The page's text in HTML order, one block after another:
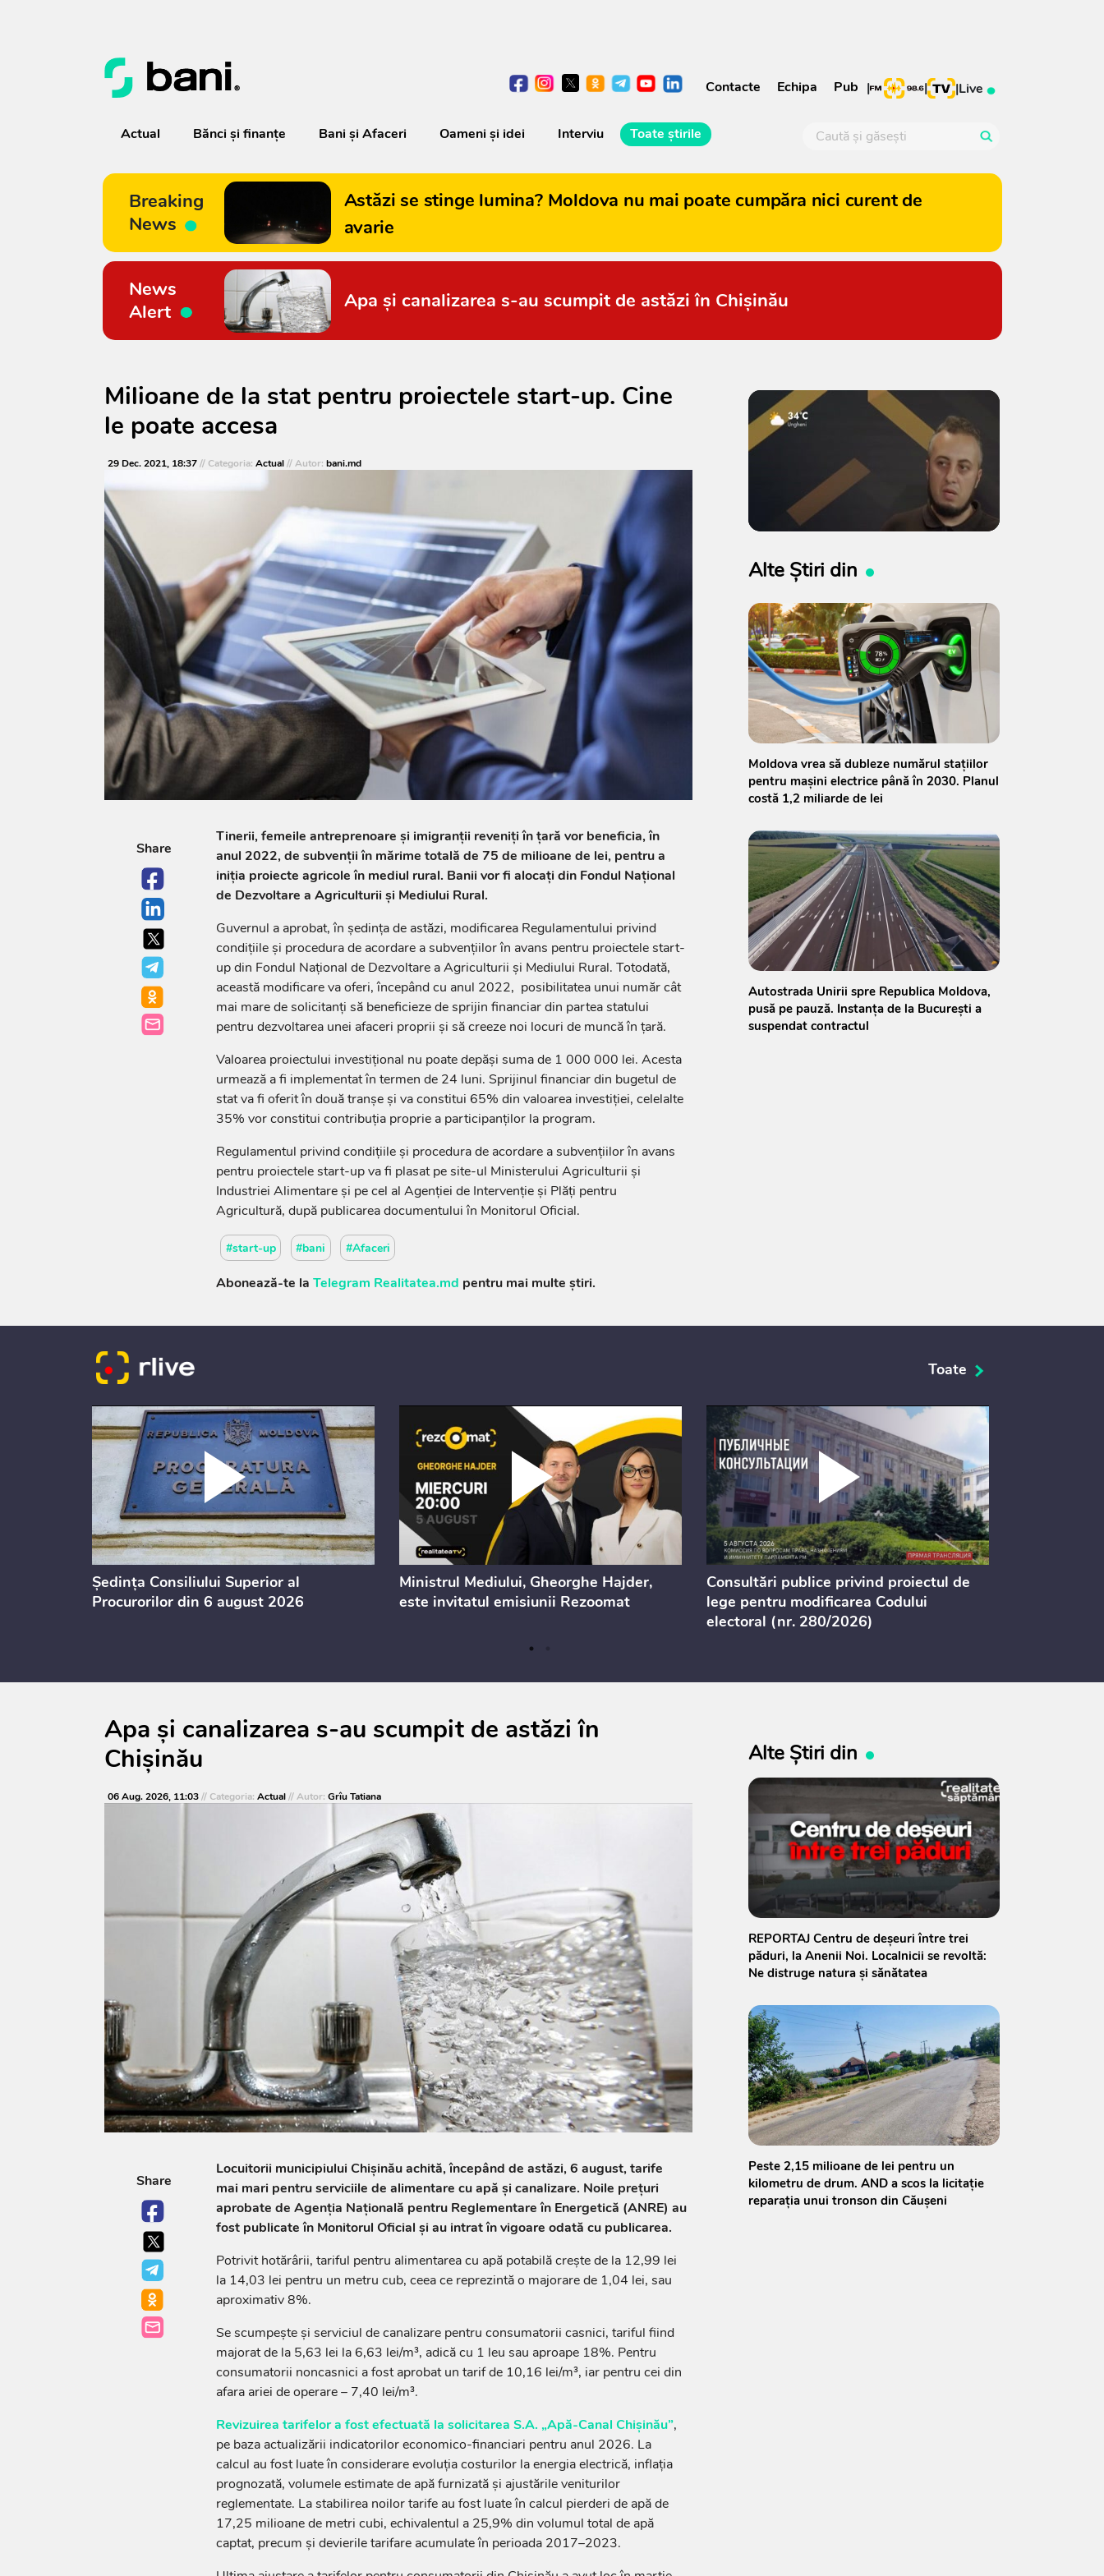
Contacte Echipa Pub | | |Live
Actual Bănci şi finanţe Bani și Afaceri Oameni şi idei Interviu Toate știrile
Breaking
News
Astăzi se stinge lumina? Moldova nu mai poate cumpăra nici curent de
avarie
News
Alert
Apa și canalizarea s-au scumpit de astăzi în Chișinău
Milioane de la stat pentru proiectele start-up. Cine
le poate accesa
29 Dec. 2021, 18:37// Categoria: Actual// Autor: bani.md
Share
Tinerii, femeile antreprenoare și imigranții reveniți în țară vor beneficia, în
anul 2022, de subvenții în mărime totală de 75 de milioane de lei, pentru a
iniția proiecte agricole în mediul rural. Banii vor fi alocați din Fondul Național
de Dezvoltare a Agriculturii și Mediului Rural.
Guvernul a aprobat, în ședința de astăzi, modificarea Regulamentului privind
condițiile și procedura de acordare a subvențiilor în avans pentru proiectele start-
up din Fondul Național de Dezvoltare a Agriculturii și Mediului Rural. Totodată,
această modificare va oferi, începând cu anul 2022, posibilitatea unui număr cât
mai mare de solicitanți să beneficieze de sprijin financiar din partea statului
pentru dezvoltarea unei afaceri proprii și să creeze noi locuri de muncă în țară.
Valoarea proiectului investițional nu poate depăși suma de 1 000 000 lei. Acesta
urmează a fi implementat în termen de 24 luni. Sprijinul financiar din bugetul de
stat va fi oferit în două tranșe și va constitui 65% din valoarea investiției, celelalte
35% vor constitui contribuția proprie a participanților la program.
Regulamentul privind condițiile și procedura de acordare a subvențiilor în avans
pentru proiectele start-up va fi plasat pe site-ul Ministerului Agriculturii și
Industriei Alimentare și pe cel al Agenției de Intervenție și Plăți pentru
Agricultură, după publicarea documentului în Monitorul Oficial.
#start-up #bani #Afaceri
Abonează-te la Telegram Realitatea.md pentru mai multe știri.
Alte Știri din
Moldova vrea să dubleze numărul stațiilor
pentru mașini electrice până în 2030. Planul
costă 1,2 miliarde de lei
Autostrada Unirii spre Republica Moldova,
pusă pe pauză. Instanța de la București a
suspendat contractul
Toate
Ședința Consiliului Superior al
Procurorilor din 6 august 2026
Ministrul Mediului, Gheorghe Hajder,
este invitatul emisiunii Rezoomat
Consultări publice privind proiectul de
lege pentru modificarea Codului
electoral (nr. 280/2026)
Apa și canalizarea s-au scumpit de astăzi în
Chișinău
06 Aug. 2026, 11:03// Categoria: Actual// Autor: Grîu Tatiana
Share
Locuitorii municipiului Chișinău achită, începând de astăzi, 6 august, tarife
mai mari pentru serviciile de alimentare cu apă și canalizare. Noile prețuri
aprobate de Agenția Națională pentru Reglementare în Energetică (ANRE) au
fost publicate în Monitorul Oficial și au intrat în vigoare odată cu publicarea.
Potrivit hotărârii, tariful pentru alimentarea cu apă potabilă crește de la 12,99 lei
la 14,03 lei pentru un metru cub, ceea ce reprezintă o majorare de 1,04 lei, sau
aproximativ 8%.
Se scumpește și serviciul de canalizare pentru consumatorii casnici, tariful fiind
majorat de la 5,63 lei la 6,63 lei/m³, adică cu 1 leu sau aproape 18%. Pentru
consumatorii noncasnici a fost aprobat un tarif de 10,16 lei/m³, iar pentru cei din
afara ariei de operare – 7,40 lei/m³.
Revizuirea tarifelor a fost efectuată la solicitarea S.A. „Apă-Canal Chișinău”,
pe baza actualizării indicatorilor economico-financiari pentru anul 2026. La
calcul au fost luate în considerare evoluția costurilor la energia electrică, inflația
prognozată, volumele estimate de apă furnizată și ajustările veniturilor
reglementate. La stabilirea noilor tarife au fost luate în calcul pierderi de apă de
17,25 milioane de metri cubi, echivalentul a 25,9% din volumul total de apă
captat, precum și devierile tarifare acumulate în perioada 2017–2023.
Alte Știri din
REPORTAJ Centru de deșeuri între trei
păduri, la Anenii Noi. Localnicii se revoltă:
Ne distruge natura și sănătatea
Peste 2,15 milioane de lei pentru un
kilometru de drum. AND a scos la licitație
reparația unui tronson din Căușeni